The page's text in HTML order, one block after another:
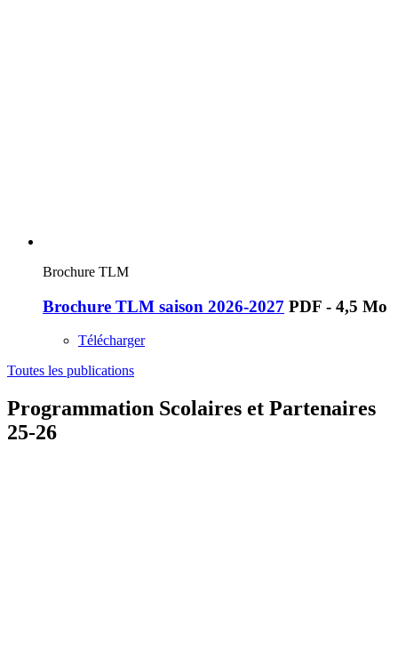
Brochure TLM
Brochure TLM saison 2026-2027 PDF - 4,5 Mo
Télécharger
Toutes les publications
Programmation Scolaires et Partenaires
25-26